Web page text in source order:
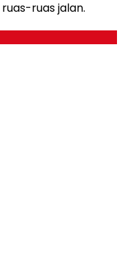
ruas jalan.